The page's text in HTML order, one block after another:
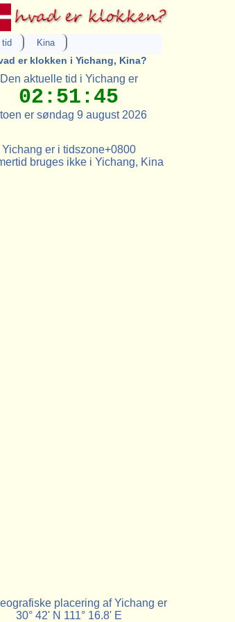
tid Kina
er klokken i Yichang, Kina?
Den aktuelle tid i Yichang er
02:51:45
er søndag 9 august 2026
Yichang er i tidszone+0800
bruges ikke i Yichang, Kina
placering af Yichang er
30° 42' N 111° 16.8' E